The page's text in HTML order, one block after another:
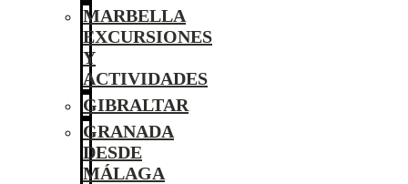
MARBELLA
EXCURSIONES
Y
ACTIVIDADES
GIBRALTAR
GRANADA
DESDE
MÁLAGA